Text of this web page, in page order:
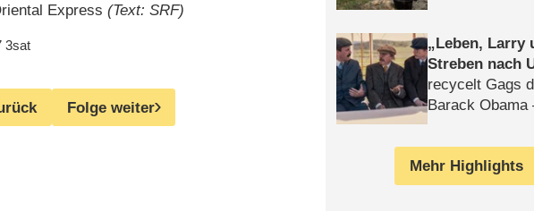
Express(Text: SRF)
3sat
Folge weiter
Leben, Larry
Streben nach
recycelt Gags
Barack Obama
Mehr Highlights